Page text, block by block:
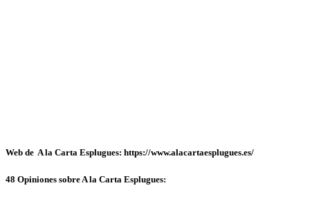
Web de A la Carta Esplugues: https://www.alacartaesplugues.es/
48 Opiniones sobre A la Carta Esplugues: